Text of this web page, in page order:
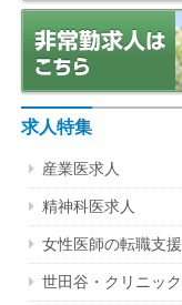
求人特集
産業医求人
精神科医求人
女性医師の転職支援
世田谷・クリニック